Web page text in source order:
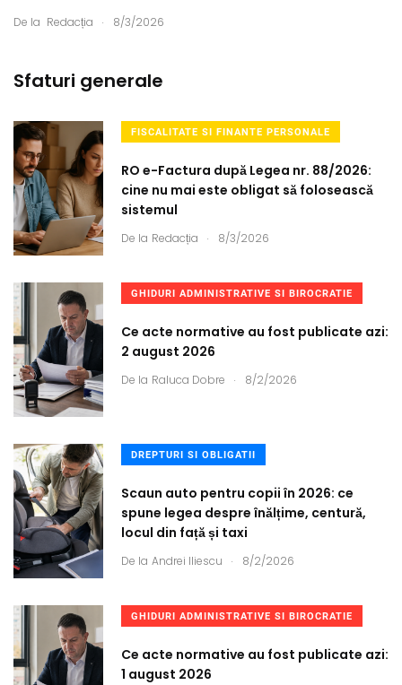
De la Redacția . 8/3/2026
Sfaturi generale
FISCALITATE SI FINANTE PERSONALE
RO e-Factura după Legea nr. 88/2026:
cine nu mai este obligat să folosească
sistemul
De la Redacția . 8/3/2026
GHIDURI ADMINISTRATIVE SI BIROCRATIE
Ce acte normative au fost publicate azi:
2 august 2026
De la Raluca Dobre . 8/2/2026
DREPTURI SI OBLIGATII
Scaun auto pentru copii în 2026: ce
spune legea despre înălțime, centură,
locul din față și taxi
De la Andrei Iliescu . 8/2/2026
GHIDURI ADMINISTRATIVE SI BIROCRATIE
Ce acte normative au fost publicate azi:
1 august 2026